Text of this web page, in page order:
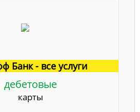
Банк - все услуги
дебетовые
карты